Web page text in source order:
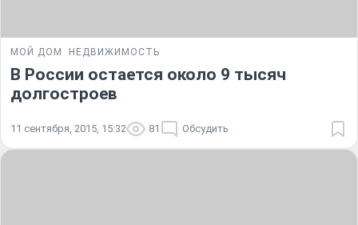
МОЙ ДОМ НЕДВИЖИМОСТЬ
В России остается около 9 тысяч
долгостроев
11 сентября, 2015, 15:32 81 Обсудить